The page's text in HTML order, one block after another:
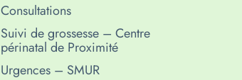
Consultations
Suivi de grossesse – Centre
périnatal de Proximité
Urgences – SMUR